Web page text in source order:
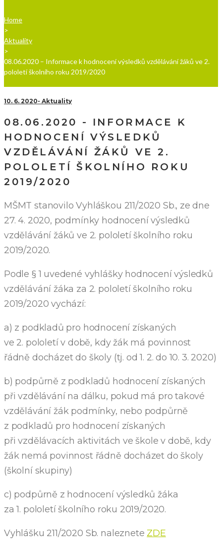
Home
>
Aktuality
>
08.06.2020 – Informace k hodnocení výsledků vzdělávání žáků ve 2.
pololetí školního roku 2019/2020
10. 6. 2020 Aktuality
08.06.2020 - INFORMACE K
HODNOCENÍ VÝSLEDKŮ
VZDĚLÁVÁNÍ ŽÁKŮ VE 2.
POLOLETÍ ŠKOLNÍHO ROKU
2019/2020
MŠMT stanovilo Vyhláškou 211/2020 Sb., ze dne
27. 4. 2020, podmínky hodnocení výsledků
vzdělávání žáků ve 2. pololetí školního roku
2019/2020.
Podle § 1 uvedené vyhlášky hodnocení výsledků
vzdělávání žáka za 2. pololetí školního roku
2019/2020 vychází:
a) z podkladů pro hodnocení získaných
ve 2. pololetí v době, kdy žák má povinnost
řádně docházet do školy (tj. od 1. 2. do 10. 3. 2020)
b) podpůrně z podkladů hodnocení získaných
při vzdělávání na dálku, pokud má pro takové
vzdělávání žák podmínky, nebo podpůrně
z podkladů pro hodnocení získaných
při vzdělávacích aktivitách ve škole v době, kdy
žák nemá povinnost řádně docházet do školy
(školní skupiny)
c) podpůrně z hodnocení výsledků žáka
za 1. pololetí školního roku 2019/2020.
Vyhlášku 211/2020 Sb. naleznete ZDE